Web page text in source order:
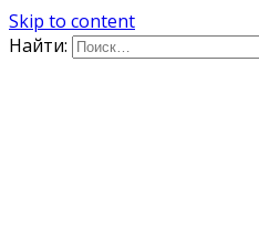
Skip to content
Найти: